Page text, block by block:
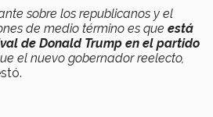
sobre los republicanos y el
de medio término es que está
de Donald Trump en el partido
el nuevo gobernador reelecto,